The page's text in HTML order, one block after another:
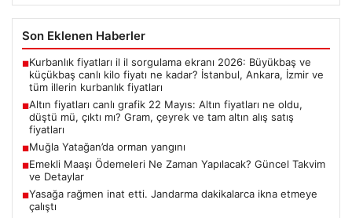
Son Eklenen Haberler
■Kurbanlık fiyatları il il sorgulama ekranı 2026: Büyükbaş ve
küçükbaş canlı kilo fiyatı ne kadar? İstanbul, Ankara, İzmir ve
tüm illerin kurbanlık fiyatları
■Altın fiyatları canlı grafik 22 Mayıs: Altın fiyatları ne oldu,
düştü mü, çıktı mı? Gram, çeyrek ve tam altın alış satış
fiyatları
■Muğla Yatağan’da orman yangını
■Emekli Maaşı Ödemeleri Ne Zaman Yapılacak? Güncel Takvim
ve Detaylar
■Yasağa rağmen inat etti. Jandarma dakikalarca ikna etmeye
çalıştı